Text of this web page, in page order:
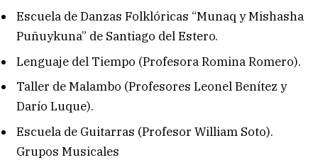
Escuela de Danzas Folklóricas “Munaq y Mishasha
Puñuykuna” de Santiago del Estero.
Lenguaje del Tiempo (Profesora Romina Romero).
Taller de Malambo (Profesores Leonel Benítez y
Darío Luque).
Escuela de Guitarras (Profesor William Soto).
Grupos Musicales